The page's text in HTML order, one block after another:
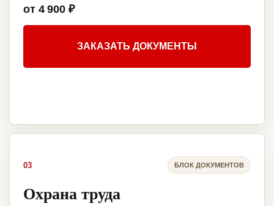
от 4 900 ₽
ЗАКАЗАТЬ ДОКУМЕНТЫ
03 БЛОК ДОКУМЕНТОВ
Охрана труда